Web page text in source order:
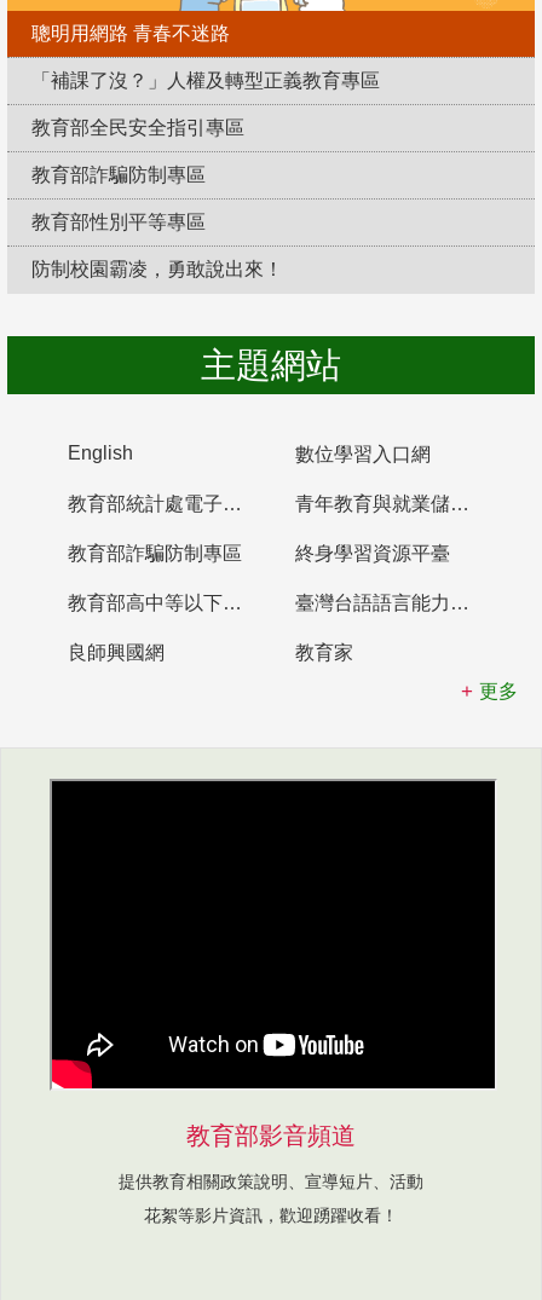
聰明用網路 青春不迷路
「補課了沒？」人權及轉型正義教育專區
教育部全民安全指引專區
教育部詐騙防制專區
教育部性別平等專區
防制校園霸凌，勇敢說出來！
主題網站
English 數位學習入口網
教育部統計處電子書櫃 青年教育與就業儲蓄帳戶
教育部詐騙防制專區 終身學習資源平臺
教育部高中等以下學校及幼兒園教師資格檢定考試 臺灣台語語言能力認證網站
良師興國網
教育家
更多
教育部影音頻道
提供教育相關政策說明、宣導短片、活動
花絮等影片資訊，歡迎踴躍收看！